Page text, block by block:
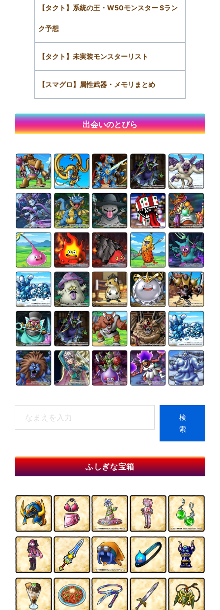
【タクト】系統の王・W50モンスター Sラン
ク予想
【タクト】未実装モンスターリスト
【スマグロ】属性武器・メモリまとめ
出会いのとびら
検
索
ふしぎな宝箱